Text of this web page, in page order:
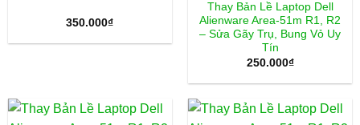
350.000₫
Thay Bản Lề Laptop Dell
Alienware Area-51m R1, R2
– Sửa Gãy Trụ, Bung Vỏ Uy
Tín
250.000₫